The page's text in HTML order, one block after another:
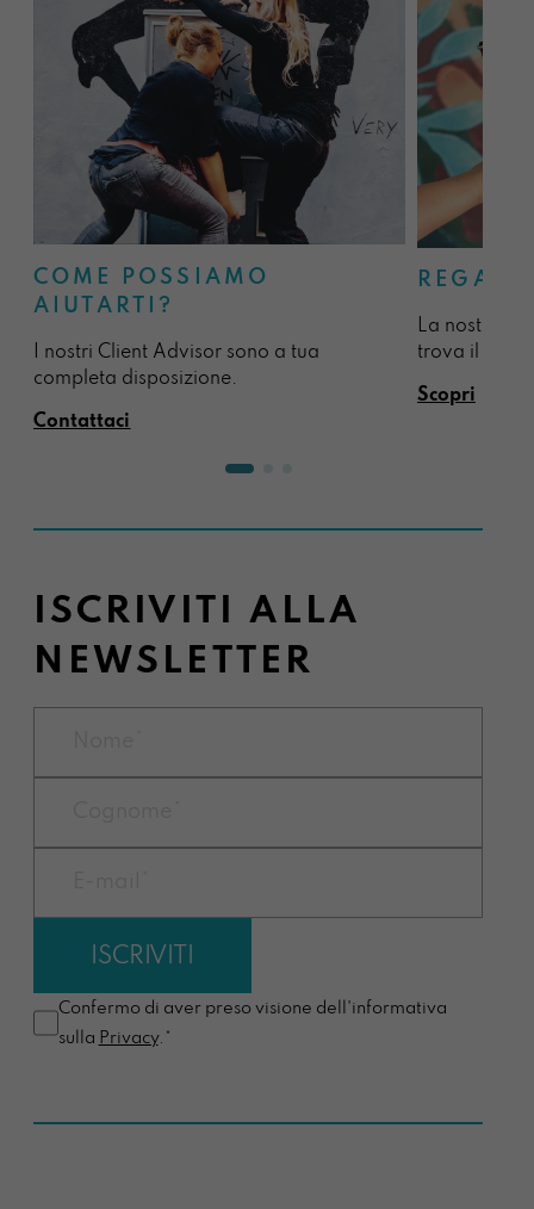
COME POSSIAMO
AIUTARTI?
I nostri Client Advisor sono a tua
completa disposizione.
Contattaci
La nostra
trova il
Scopri
ISCRIVITI ALLA
NEWSLETTER
Confermo di aver preso visione dell'informativa
sulla Privacy.*